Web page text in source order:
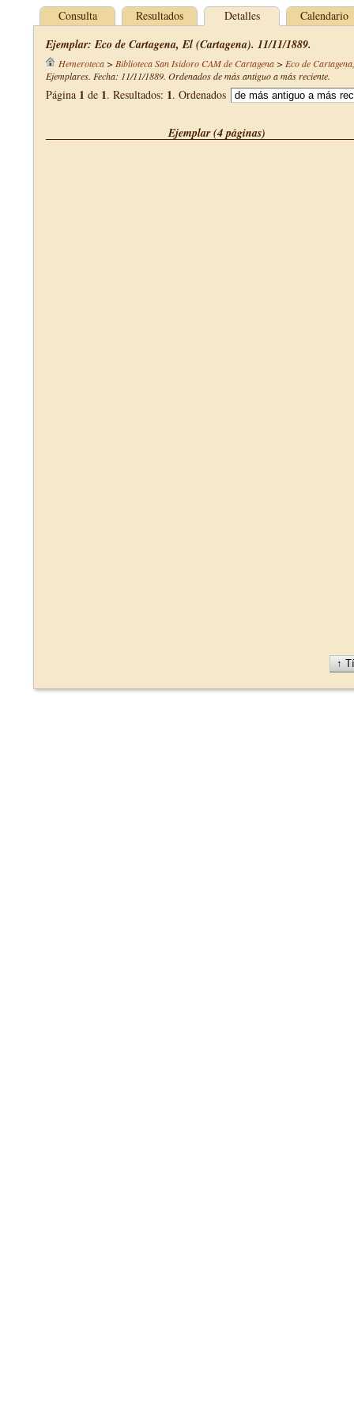
Consulta Resultados Detalles Calendario
Ejemplar: Eco de Cartagena, El (Cartagena). 11/11/1889.
Hemeroteca> Biblioteca San Isidoro CAM de Cartagena> Eco de
Ejemplares. Fecha: 11/11/1889. Ordenados de más antiguo a más reciente.
Página 1 de 1. Resultados: 1. Ordenados
Ejemplar (4 páginas)